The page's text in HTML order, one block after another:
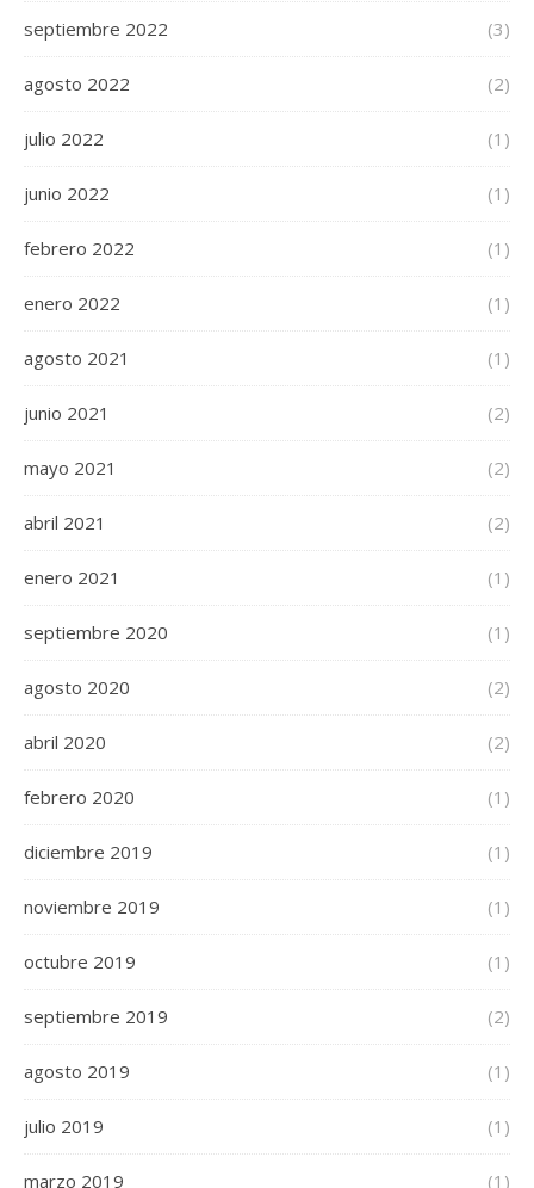
septiembre 2022 (3)
agosto 2022 (2)
julio 2022 (1)
junio 2022 (1)
febrero 2022 (1)
enero 2022 (1)
agosto 2021 (1)
junio 2021 (2)
mayo 2021 (2)
abril 2021 (2)
enero 2021 (1)
septiembre 2020 (1)
agosto 2020 (2)
abril 2020 (2)
febrero 2020 (1)
diciembre 2019 (1)
noviembre 2019 (1)
octubre 2019 (1)
septiembre 2019 (2)
agosto 2019 (1)
julio 2019 (1)
marzo 2019 (1)